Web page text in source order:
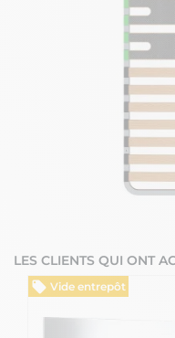
LES CLIENTS QUI ONT
Vide entrepôt